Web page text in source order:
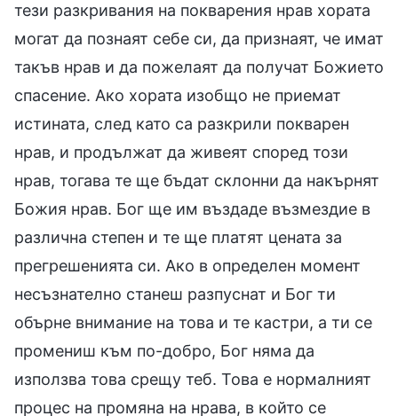
тези разкривания на покварения нрав хората
могат да познаят себе си, да признаят, че имат
такъв нрав и да пожелаят да получат Божието
спасение. Ако хората изобщо не приемат
истината, след като са разкрили покварен
нрав, и продължат да живеят според този
нрав, тогава те ще бъдат склонни да накърнят
Божия нрав. Бог ще им въздаде възмездие в
различна степен и те ще платят цената за
прегрешенията си. Ако в определен момент
несъзнателно станеш разпуснат и Бог ти
обърне внимание на това и те кастри, а ти се
промениш към по-добро, Бог няма да
използва това срещу теб. Това е нормалният
процес на промяна на нрава, в който се